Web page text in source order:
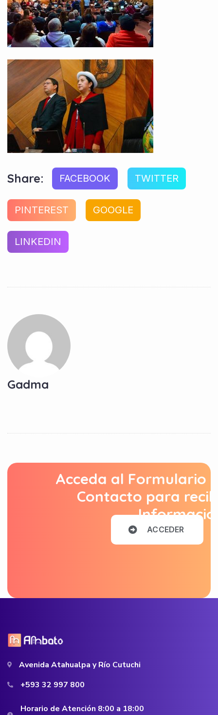
Share: FACEBOOK TWITTER
PINTEREST GOOGLE
LINKEDIN
Gadma
Acceda al Formulario
Contacto para
ACCEDER
Avenida Atahualpa y Río Cutuchi
+593 32 997 800
Horario de Atención 8:00 a 18:00